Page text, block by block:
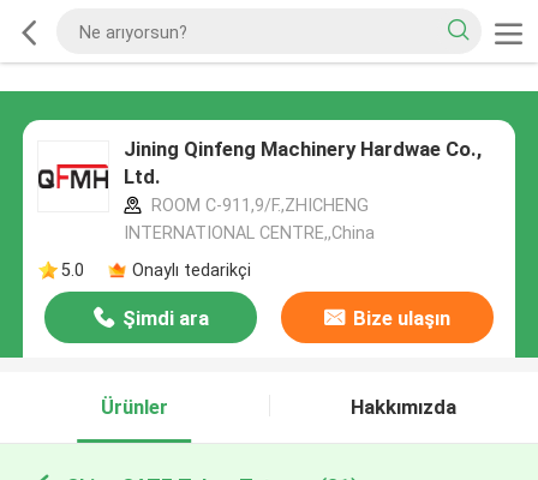
Jining Qinfeng Machinery Hardwae Co.,
Ltd.
ROOM C-911,9/F.,ZHICHENG
INTERNATIONAL CENTRE,,China
5.0
Onaylı tedarikçi
Şimdi ara Bize ulaşın
Ürünler Hakkımızda